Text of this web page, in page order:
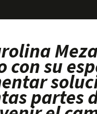
su
partes